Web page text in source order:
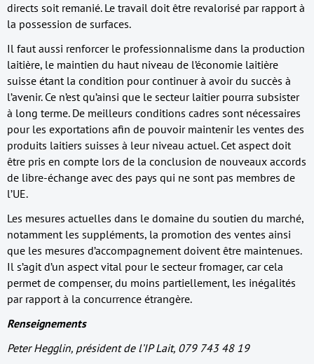
directs soit remanié. Le travail doit être revalorisé par rapport à
la possession de surfaces.
Il faut aussi renforcer le professionnalisme dans la production
laitière, le maintien du haut niveau de l’économie laitière
suisse étant la condition pour continuer à avoir du succès à
l’avenir. Ce n’est qu’ainsi que le secteur laitier pourra subsister
à long terme. De meilleurs conditions cadres sont nécessaires
pour les exportations afin de pouvoir maintenir les ventes des
produits laitiers suisses à leur niveau actuel. Cet aspect doit
être pris en compte lors de la conclusion de nouveaux accords
de libre-échange avec des pays qui ne sont pas membres de
l’UE.
Les mesures actuelles dans le domaine du soutien du marché,
notamment les suppléments, la promotion des ventes ainsi
que les mesures d’accompagnement doivent être maintenues.
Il s’agit d’un aspect vital pour le secteur fromager, car cela
permet de compenser, du moins partiellement, les inégalités
par rapport à la concurrence étrangère.
Renseignements
Peter Hegglin, président de l’IP Lait, 079 743 48 19